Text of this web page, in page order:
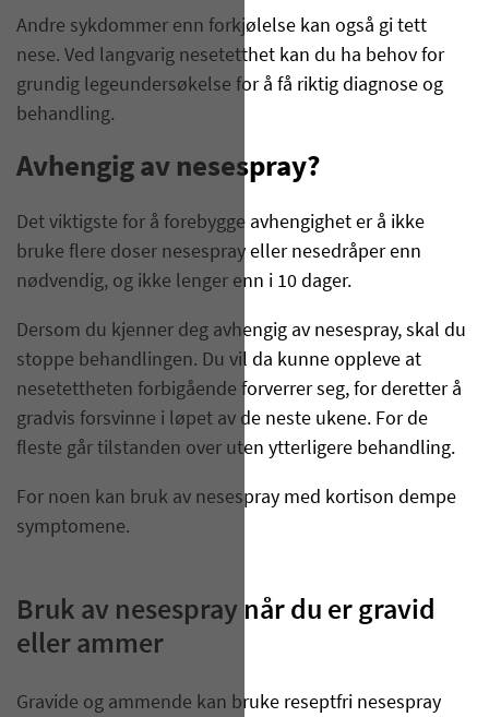
Andre sykdommer enn forkjølelse kan også gi tett
nese. Ved langvarig nesetetthet kan du ha behov for
grundig legeundersøkelse for å få riktig diagnose og
behandling.
Avhengig av nesespray?
Det viktigste for å forebygge avhengighet er å ikke
bruke flere doser nesespray eller nesedråper enn
nødvendig, og ikke lenger enn i 10 dager.
Dersom du kjenner deg avhengig av nesespray, skal du
stoppe behandlingen. Du vil da kunne oppleve at
nesetettheten forbigående forverrer seg, for deretter å
gradvis forsvinne i løpet av de neste ukene. For de
fleste går tilstanden over uten ytterligere behandling.
For noen kan bruk av nesespray med kortison dempe
symptomene.
Bruk av nesespray når du er gravid
eller ammer
Gravide og ammende kan bruke reseptfri nesespray